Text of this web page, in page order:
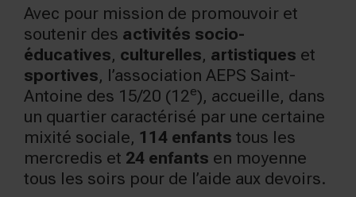
Avec pour mission de promouvoir et
soutenir des activités socio-
éducatives, culturelles, artistiques et
sportives, l’association AEPS Saint-
Antoine des 15/20 (12e), accueille, dans
un quartier caractérisé par une certaine
mixité sociale, 114 enfants tous les
mercredis et 24 enfants en moyenne
tous les soirs pour de l’aide aux devoirs.